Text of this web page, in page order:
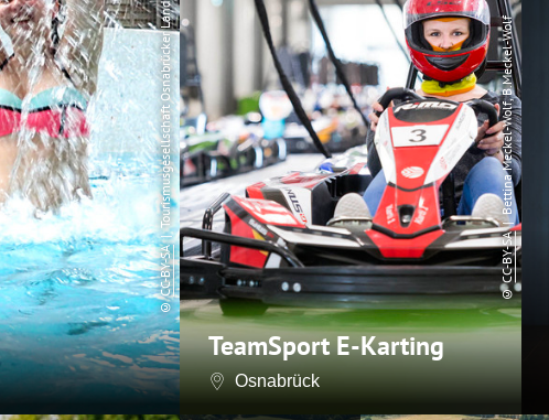
©
CC-BY-SA
| Tourismusgesellschaft Osnabrücker Land
TeamSport E-Karting
Osnabrück
©
CC-BY-SA
| Bettina Meckel-Wolf, B.Meckel-Wolf